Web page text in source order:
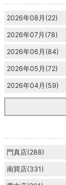
2026年08月(22)
2026年07月(78)
2026年06月(84)
2026年05月(72)
2026年04月(59)
門真店(288)
南巽店(331)